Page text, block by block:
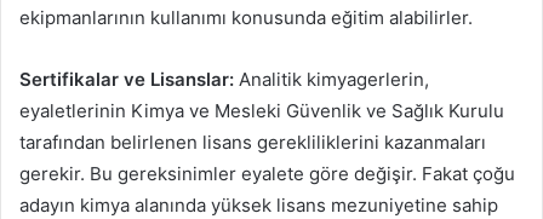
ekipmanlarının kullanımı konusunda eğitim alabilirler.
Sertifikalar ve Lisanslar: Analitik kimyagerlerin,
eyaletlerinin Kimya ve Mesleki Güvenlik ve Sağlık Kurulu
tarafından belirlenen lisans gerekliliklerini kazanmaları
gerekir. Bu gereksinimler eyalete göre değişir. Fakat çoğu
adayın kimya alanında yüksek lisans mezuniyetine sahip